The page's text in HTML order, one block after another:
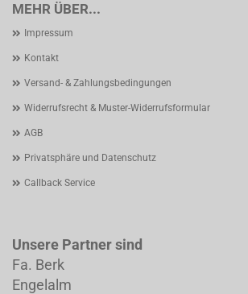
MEHR ÜBER...
Impressum
Kontakt
Versand- & Zahlungsbedingungen
Widerrufsrecht & Muster-Widerrufsformular
AGB
Privatsphäre und Datenschutz
Callback Service
Unsere Partner sind
Fa. Berk
Engelalm